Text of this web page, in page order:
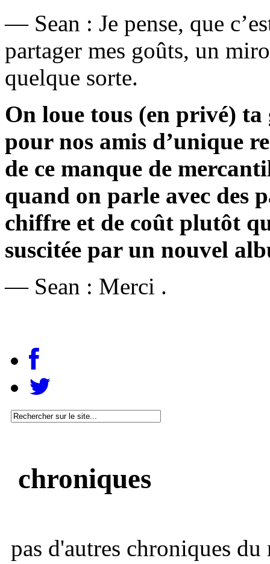
— Sean : Je pense, que
partager mes goûts, un
quelque sorte.
On loue tous (en privé) ta
pour nos amis d’unique
de ce manque de
quand on parle avec des
chiffre et de coût plutôt
suscitée par un nouvel
— Sean : Merci .
chroniques
pas d'autres chroniques du